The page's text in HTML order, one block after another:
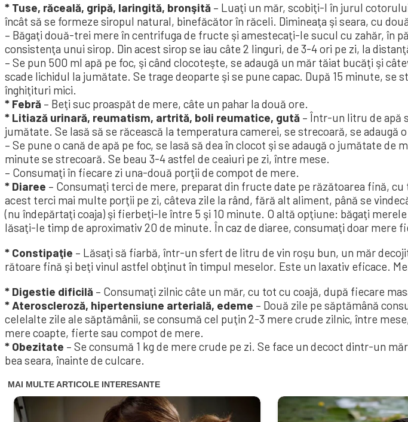
* Tuse, răceală, gripă, laringită, bron­şită – Luaţi un măr, scobiţi-l în jurul
încât să se formeze siropul natural, binefăcător în răceli. Dimineaţa şi seara, cu
– Băgaţi două-trei mere în centrifuga de fruc­te şi amesteca­ţi-le sucul cu zahăr, în
consistenţa unui sirop. Din a­cest sirop se iau câte 2 linguri, de 3-4 ori pe zi, la
– Se pun 500 ml apă pe foc, şi când clocoteşte, se adaugă un măr tăiat bucăţi şi
sca­de lichidul la jumătate. Se tra­ge deoparte şi se pune ca­pac. După 15 minute, se
înghiţituri mici.
* Febră – Beţi suc proaspăt de mere, câte un pahar la două ore.
* Litiază urinară, reumatism, artrită, boli reumatice, gută – Într-un litru de apă
jumătate. Se lasă să se răcească la temperatura camerei, se strecoară, se adaugă
– Se pune o cană de apă pe foc, se lasă să dea în clocot şi se adaugă o jumătate
minute se strecoară. Se beau 3-4 astfel de ceaiuri pe zi, între mese.
– Consumaţi în fiecare zi una-două porţii de compot de mere.
* Diaree – Consumaţi terci de mere, pre­parat din fructe date pe răzătoarea fină,
acest terci mai multe porţii pe zi, câteva zile la rând, fără alt aliment, până se
(nu înde­părtaţi coaja) şi fierbeţi-le între 5 şi 10 minute. O altă opţiune: băgaţi
lăsaţi-le timp de aproximativ 20 de minute. În caz de diaree, consumaţi doar mere
* Consti­paţie – Lă­saţi să fiarbă, în­tr-un sfert de litru de vin roşu bun, un măr
ră­toare fină şi beţi vi­­nul astfel ob­ţi­nut în tim­pul me­­­selor. Este un la­­xativ eficace.
* Digestie dificilă – Consu­maţi zilnic câte un măr, cu tot cu coajă, după fiecare
* Ateroscleroză, hiperten­siune arterială, edeme – Două zile pe săptămână
celelalte zile ale săptămânii, se consumă cel puţin 2-3 mere crude zilnic, între
mere coapte, fierte sau compot de mere.
* Obezitate – Se con­su­mă 1 kg de mere crude pe zi. Se face un decoct dintr-un
bea seara, înainte de cul­care.